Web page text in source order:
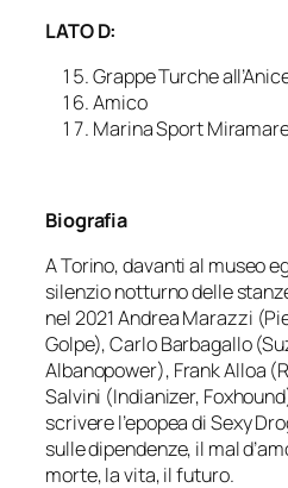
LATO D:
Grappe Turche
Amico
Marina Sport
Biografia
A Torino, davanti al museo
silenzio notturno delle
nel 2021 Andrea Marazzi
Golpe), Carlo Barbagallo
Albanopower), Frank Alloa
Salvini (Indianizer,
scrivere l’epopea di Sexy
sulle dipendenze, il mal
morte, la vita, il futuro.